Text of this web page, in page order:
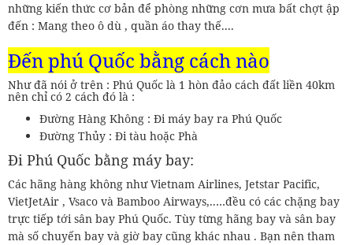
những kiến thức cơ bản để phòng những cơn mưa bất chợt ập
đến : Mang theo ô dù , quần áo thay thế....
Đến phú Quốc bằng cách nào
Như đã nói ở trên : Phú Quốc là 1 hòn đảo cách đất liền 40km
nên chỉ có 2 cách đó là :
Đường Hàng Không : Đi máy bay ra Phú Quốc
Đường Thủy : Đi tàu hoặc Phà
Đi Phú Quốc bằng máy bay:
Các hãng hàng không như Vietnam Airlines, Jetstar Pacific,
VietJetAir , Vsaco và Bamboo Airways,..…đều có các chặng bay
trực tiếp tới sân bay Phú Quốc. Tùy từng hãng bay và sân bay
mà số chuyến bay và giờ bay cũng khác nhau . Bạn nên tham